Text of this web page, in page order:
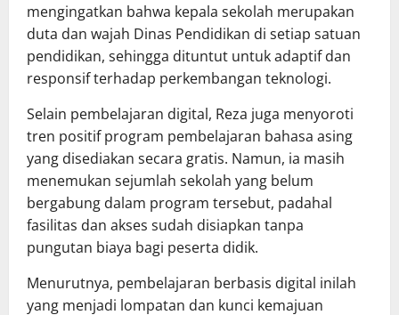
mengingatkan bahwa kepala sekolah merupakan
duta dan wajah Dinas Pendidikan di setiap satuan
pendidikan, sehingga dituntut untuk adaptif dan
responsif terhadap perkembangan teknologi.
‎Selain pembelajaran digital, Reza juga menyoroti
tren positif program pembelajaran bahasa asing
yang disediakan secara gratis. Namun, ia masih
menemukan sejumlah sekolah yang belum
bergabung dalam program tersebut, padahal
fasilitas dan akses sudah disiapkan tanpa
pungutan biaya bagi peserta didik.
‎Menurutnya, pembelajaran berbasis digital inilah
yang menjadi lompatan dan kunci kemajuan